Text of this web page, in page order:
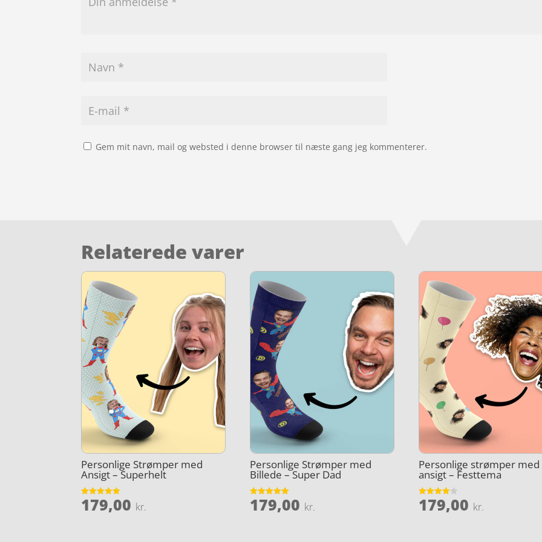
Gem mit navn, mail og websted i denne browser til næste gang jeg kommenterer.
Relaterede varer
Personlige Strømper med
Ansigt – Superhelt
Vurderet
179,00 kr.
Personlige Strømper med
Billede – Super Dad
Vurderet
179,00 kr.
Personlige strømper med
ansigt – Festtema
Vurderet
179,00 kr.